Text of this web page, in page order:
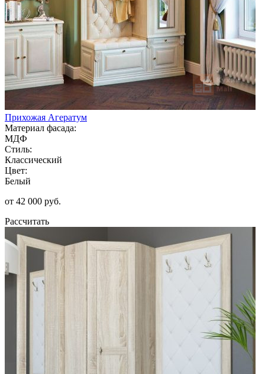
Прихожая Агератум
Материал фасада:
МДФ
Стиль:
Классический
Цвет:
Белый
от 42 000 руб.
Рассчитать